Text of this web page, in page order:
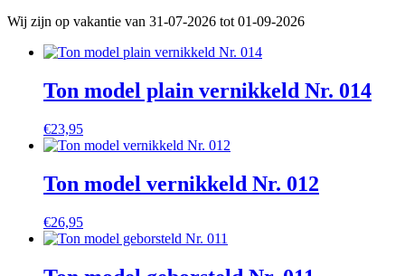
Wij zijn op vakantie van 31-07-2026 tot 01-09-2026
Ton model plain vernikkeld Nr. 014
€23,95
Ton model vernikkeld Nr. 012
€26,95